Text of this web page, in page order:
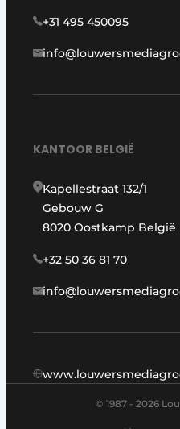
+31 495 450095
KANTOOR BELGIË
Kapellestraat 132/1
Gebouw G
8020 Oostkamp België
+32 50 36 81 70
© 1987 - 2026